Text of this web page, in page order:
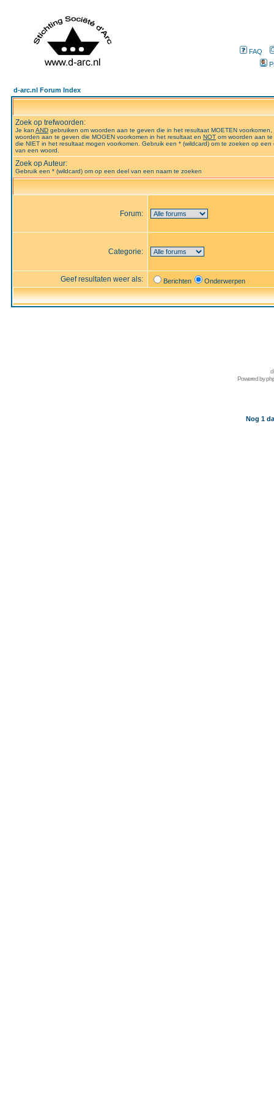
FAQ
d-arc.nl Forum Index
Zoek op trefwoorden:
Je kan AND gebruiken om woorden aan te geven die in het resultaat MOETEN voorkomen,
woorden aan te geven die MOGEN voorkomen in het resultaat en NOT om woorden aan
die NIET in het resultaat mogen voorkomen. Gebruik een * (wildcard) om te zoeken op een
van een woord.
Zoek op Auteur:
Gebruik een * (wildcard) om op een deel van een naam te zoeken
Forum:
Categorie:
Geef resultaten weer als: Berichten Onderwerpen
Powered by
Nog 1